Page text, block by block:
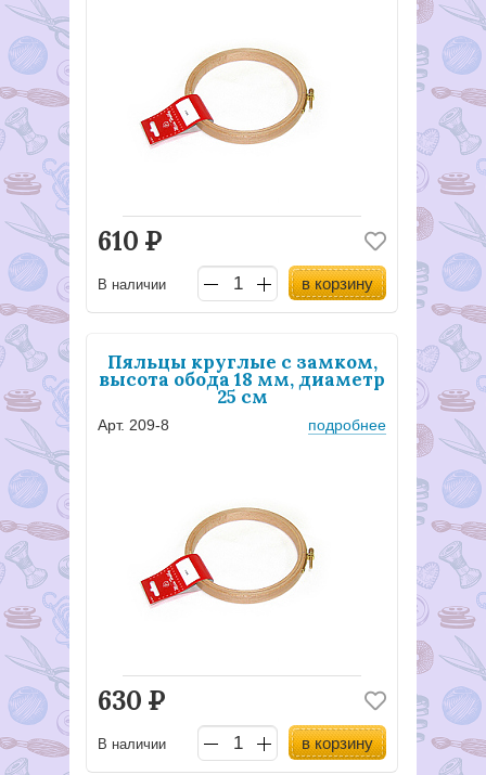
610 Р
В наличии в корзину
Пяльцы круглые с замком,
высота обода 18 мм, диаметр
25 см
Арт. 209-8 подробнее
630 Р
В наличии в корзину